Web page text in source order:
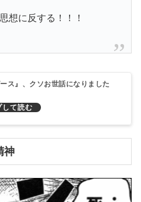
想に反する！！！
ース』、クソお世話になりました
神